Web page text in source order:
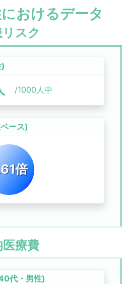
おけるデータ
スク
)
/1000人中
ース)
倍
医療費
代 ・ 男性)